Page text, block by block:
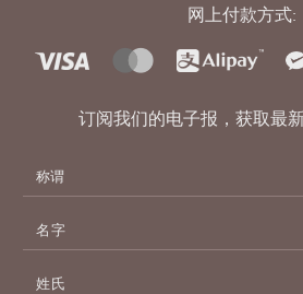
网上付款方式:
订阅我们的电子报，获取最